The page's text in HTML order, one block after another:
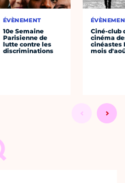
ÉVÈNEMENT
10e Semaine
Parisienne de
lutte contre les
discriminations
Ciné-club
cinéma
cinéastes
mois